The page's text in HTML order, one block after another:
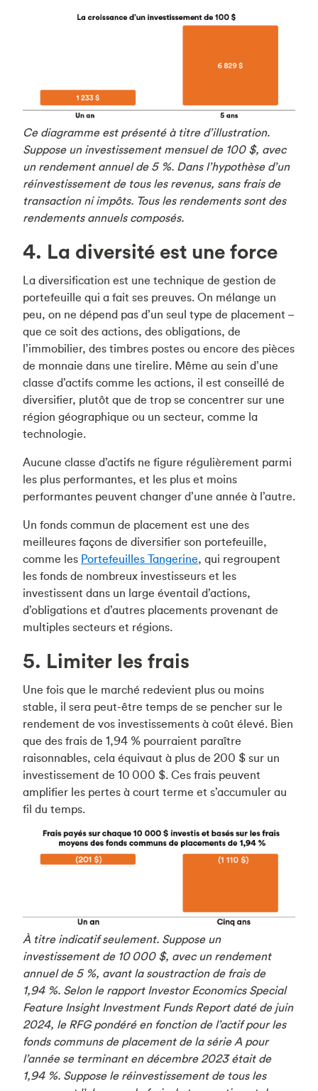
Ce diagramme est présenté à titre d’illustration.
Suppose un investissement mensuel de 100 $, avec
un rendement annuel de 5 %. Dans l’hypothèse d’un
réinvestissement de tous les revenus, sans frais de
transaction ni impôts. Tous les rendements sont des
rendements annuels composés.
4. La diversité est une force
La diversification est une technique de gestion de
portefeuille qui a fait ses preuves. On mélange un
peu, on ne dépend pas d’un seul type de placement –
que ce soit des actions, des obligations, de
l’immobilier, des timbres postes ou encore des pièces
de monnaie dans une tirelire. Même au sein d’une
classe d’actifs comme les actions, il est conseillé de
diversifier, plutôt que de trop se concentrer sur une
région géographique ou un secteur, comme la
technologie.
Aucune classe d’actifs ne figure régulièrement parmi
les plus performantes, et les plus et moins
performantes peuvent changer d’une année à l’autre.
Un fonds commun de placement est une des
meilleures façons de diversifier son portefeuille,
comme les Portefeuilles Tangerine, qui regroupent
les fonds de nombreux investisseurs et les
investissent dans un large éventail d’actions,
d’obligations et d’autres placements provenant de
multiples secteurs et régions.
5. Limiter les frais
Une fois que le marché redevient plus ou moins
stable, il sera peut-être temps de se pencher sur le
rendement de vos investissements à coût élevé. Bien
que des frais de 1,94 % pourraient paraître
raisonnables, cela équivaut à plus de 200 $ sur un
investissement de 10 000 $. Ces frais peuvent
amplifier les pertes à court terme et s’accumuler au
fil du temps.
À titre indicatif seulement. Suppose un
investissement de 10 000 $, avec un rendement
annuel de 5 %, avant la soustraction de frais de
1,94 %. Selon le rapport Investor Economics Special
Feature Insight Investment Funds Report daté de juin
2024, le RFG pondéré en fonction de l’actif pour les
fonds communs de placement de la série A pour
l’année se terminant en décembre 2023 était de
1,94 %. Suppose le réinvestissement de tous les